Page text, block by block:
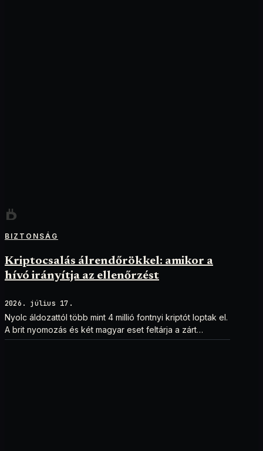
BIZTONSÁG
Kriptocsalás álrendőrökkel: amikor a
hívó irányítja az ellenőrzést
2026. július 17.
Nyolc áldozattól több mint 4 millió fontnyi kriptót loptak el.
A brit nyomozás és két magyar eset feltárja a zárt
ellenőrzési csapdát.